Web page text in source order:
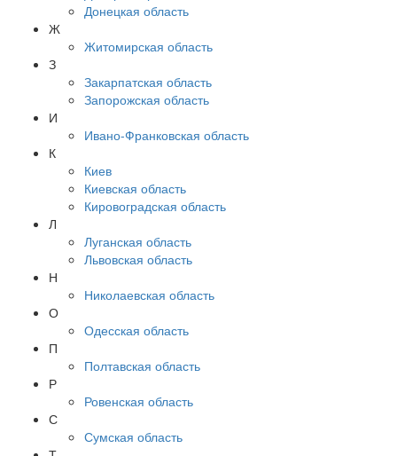
Донецкая область
Ж
Житомирская область
З
Закарпатская область
Запорожская область
И
Ивано-Франковская область
К
Киев
Киевская область
Кировоградская область
Л
Луганская область
Львовская область
Н
Николаевская область
О
Одесская область
П
Полтавская область
Р
Ровенская область
С
Сумская область